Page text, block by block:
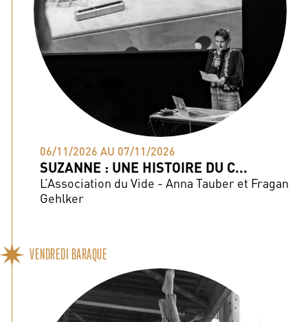
06/11/2026 AU 07/11/2026
SUZANNE : UNE HISTOIRE DU C...
L’Association du Vide - Anna Tauber et Fragan
Gehlker
VENDREDI BARAQUE